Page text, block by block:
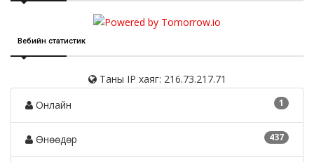
Вебийн статистик
Таны IP хаяг: 216.73.217.71
1
Онлайн
437
Өнөөдөр